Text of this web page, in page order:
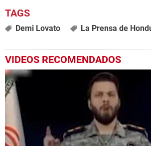
Demi Lovato La Prensa de
VIDEOS RECOMENDADOS